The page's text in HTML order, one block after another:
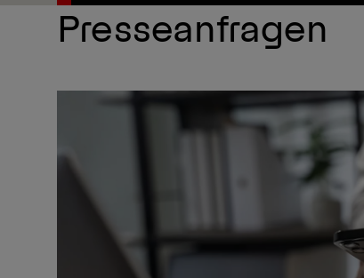
Presseanfragen